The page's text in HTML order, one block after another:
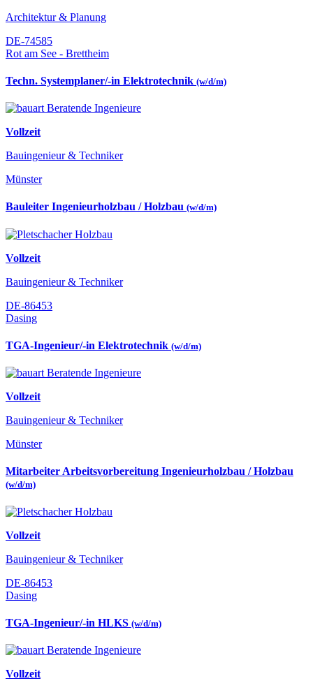
Architektur & Planung
DE-74585
Rot am See - Brettheim
Techn. Systemplaner/-in Elektrotechnik (w/d/m)
Vollzeit
Bauingenieur & Techniker
Münster
Bauleiter Ingenieurholzbau / Holzbau (w/d/m)
Vollzeit
Bauingenieur & Techniker
DE-86453
Dasing
TGA-Ingenieur/-in Elektrotechnik (w/d/m)
Vollzeit
Bauingenieur & Techniker
Münster
Mitarbeiter Arbeitsvorbereitung Ingenieurholzbau / Holzbau
(w/d/m)
Vollzeit
Bauingenieur & Techniker
DE-86453
Dasing
TGA-Ingenieur/-in HLKS (w/d/m)
Vollzeit